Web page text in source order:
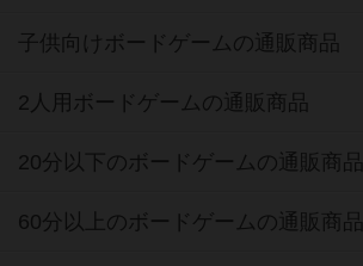
子供向けボードゲームの通販商品
2人用ボードゲームの通販商品
20分以下のボードゲームの通販商品
60分以上のボードゲームの通販商品